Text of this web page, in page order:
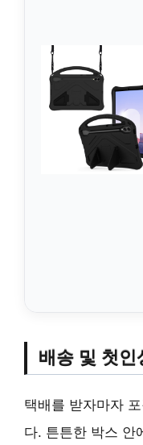
배송 및 첫인
택배를 받자마자
다. 튼튼한 박스 안